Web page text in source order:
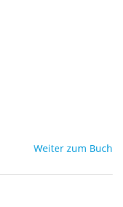
Weiter zum Buch